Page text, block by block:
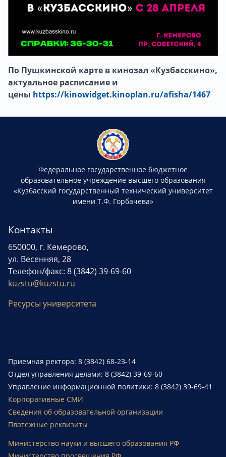
По Пушкинской карте в кинозал «Кузбасскино»,
актуальное расписание и
цены https://kinowidget.kinoplan.ru/afisha/1467
Федеральное государственное бюджетное
образовательное учреждение высшего образования
«Кузбасский государственный технический университет
имени Т.Ф. Горбачева»
Контакты
650000, г. Кемерово,
ул. Весенняя, 28
Телефон/факс: 8 (3842) 39-69-60
kuzstu@kuzstu.ru
Ресурсы университета
Приемная ректора: 8 (3842) 68-23-14
Отдел управления делами: 8 (3842) 39-69-60
Управление информационной политики: 8 (3842) 39-69-41
Корпоративные СМИ
Сведения об образовательной организации
Платежные реквизиты
Министерство науки и высшего образования РФ